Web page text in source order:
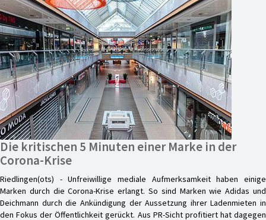
Die kritischen 5 Minuten einer Marke in der
Corona-Krise
Riedlingen(ots) - Unfreiwillige mediale Aufmerksamkeit haben einige
Marken durch die Corona-Krise erlangt. So sind Marken wie Adidas und
Deichmann durch die Ankündigung der Aussetzung ihrer Ladenmieten in
den Fokus der Öffentlichkeit gerückt. Aus PR-Sicht profitiert hat dagegen